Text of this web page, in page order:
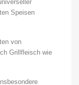
Speisen
von
Grillfleisch wie